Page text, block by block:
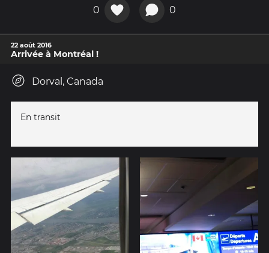
0 0
22 août 2016
Arrivée à Montréal !
Dorval, Canada
En transit